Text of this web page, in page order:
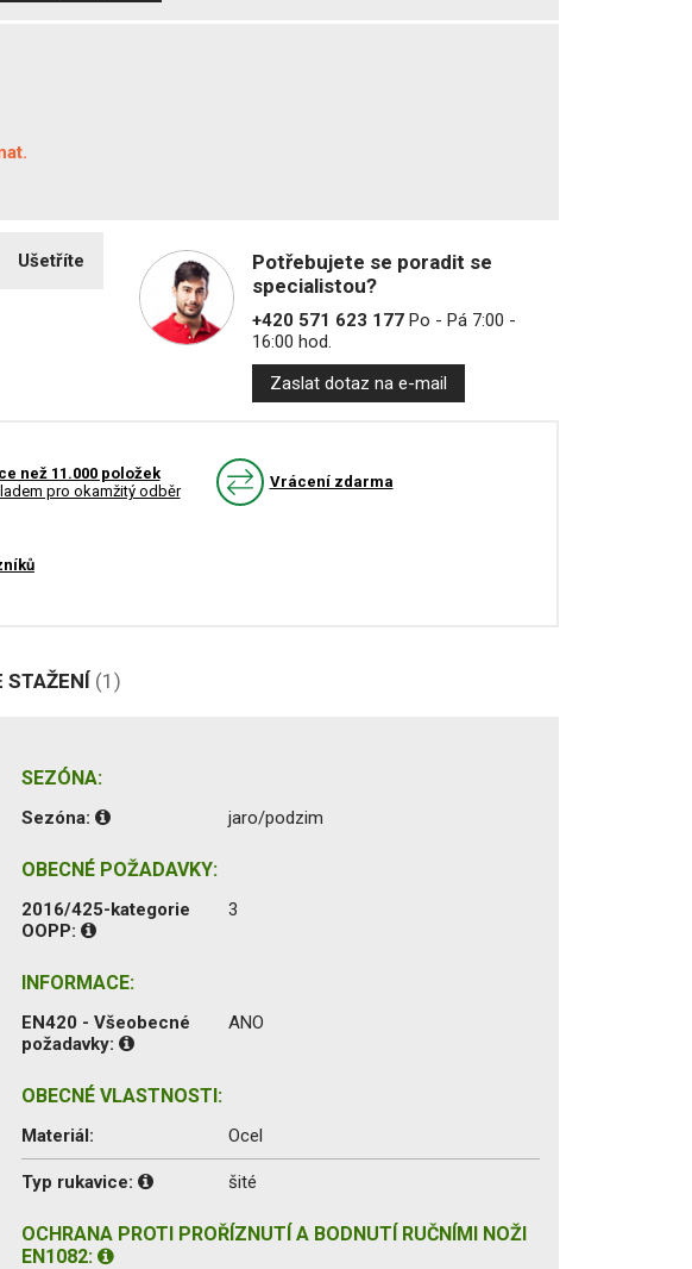
Ušetříte
Potřebujete se poradit se
specialistou?
+420 571 623 177Po - Pá 7:00 -
16:00 hod.
Zaslat dotaz na e-mail
než 11.000 položek
pro okamžitý odběr
Vrácení zdarma
STAŽENÍ (1)
SEZÓNA:
Sezóna: jaro/podzim
OBECNÉ POŽADAVKY:
2016/425-kategorie
OOPP:
3
INFORMACE:
EN420 - Všeobecné
požadavky:
ANO
OBECNÉ VLASTNOSTI:
Materiál: Ocel
Typ rukavice: šité
OCHRANA PROTI PROŘÍZNUTÍ A BODNUTÍ RUČNÍMI NOŽI
EN1082: